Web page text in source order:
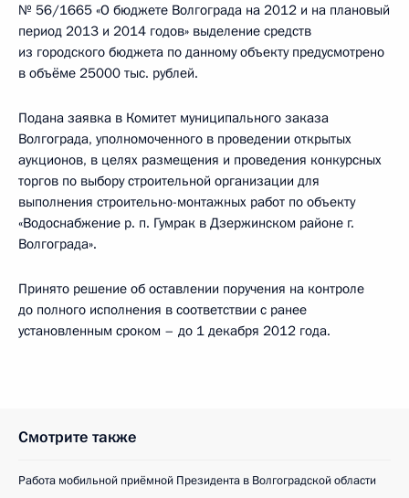
№ 56/1665 «О бюджете Волгограда на 2012 и на плановый
период 2013 и 2014 годов» выделение средств
из городского бюджета по данному объекту предусмотрено
в объёме 25000 тыс. рублей.
Подана заявка в Комитет муниципального заказа
Волгограда, уполномоченного в проведении открытых
аукционов, в целях размещения и проведения конкурсных
торгов по выбору строительной организации для
выполнения строительно-монтажных работ по объекту
«Водоснабжение р. п. Гумрак в Дзержинском районе г.
Волгограда».
Принято решение об оставлении поручения на контроле
до полного исполнения в соответствии с ранее
установленным сроком – до 1 декабря 2012 года.
Смотрите также
Работа мобильной приёмной Президента в Волгоградской области